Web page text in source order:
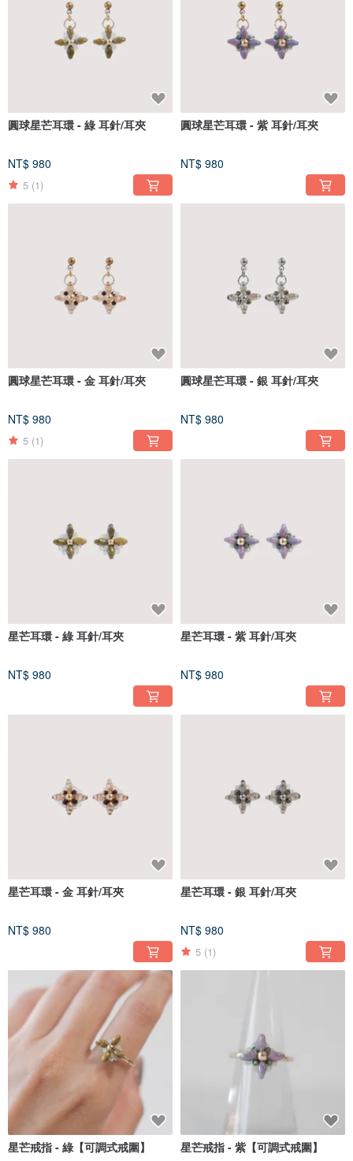
圓球星芒耳環 - 綠 耳針/耳夾
NT$ 980
5 (1)
圓球星芒耳環 - 紫 耳針/耳夾
NT$ 980
圓球星芒耳環 - 金 耳針/耳夾
NT$ 980
5 (1)
圓球星芒耳環 - 銀 耳針/耳夾
NT$ 980
星芒耳環 - 綠 耳針/耳夾
NT$ 980
星芒耳環 - 紫 耳針/耳夾
NT$ 980
星芒耳環 - 金 耳針/耳夾
NT$ 980
星芒耳環 - 銀 耳針/耳夾
NT$ 980
5 (1)
星芒戒指 - 綠【可調式戒圍】 星芒戒指 - 紫【可調式戒圍】